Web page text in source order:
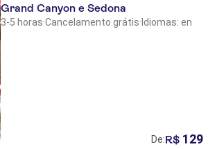
Grand Canyon e Sedona
3-5 horas·Cancelamento grátis· Idiomas: en
De:R$ 129